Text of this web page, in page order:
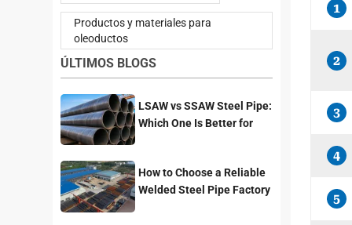
Productos y materiales para
oleoductos
ÚLTIMOS BLOGS
LSAW vs SSAW Steel Pipe:
Which One Is Better for
How to Choose a Reliable
Welded Steel Pipe Factory
1
2
3
4
5